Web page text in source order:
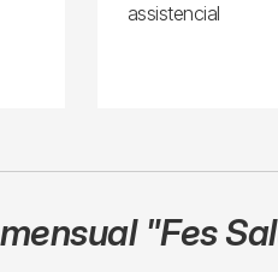
assistencial
"Fes